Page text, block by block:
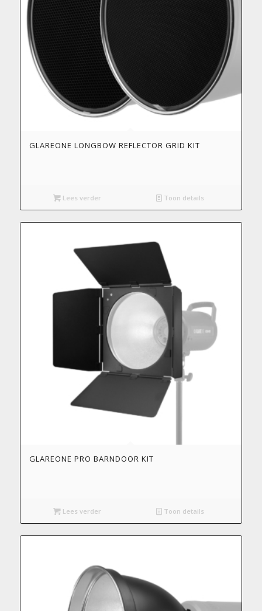
GLAREONE LONGBOW REFLECTOR GRID KIT
Lees verder Toon details
GLAREONE PRO BARNDOOR KIT
Lees verder Toon details